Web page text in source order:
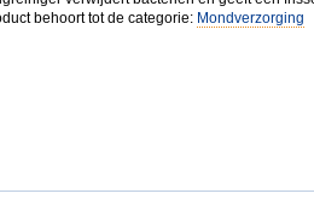
behoort tot de categorie: Mondverzorging